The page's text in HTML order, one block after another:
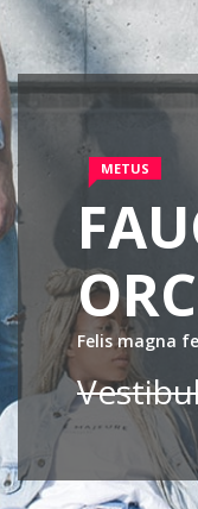
METUS
Felis magna